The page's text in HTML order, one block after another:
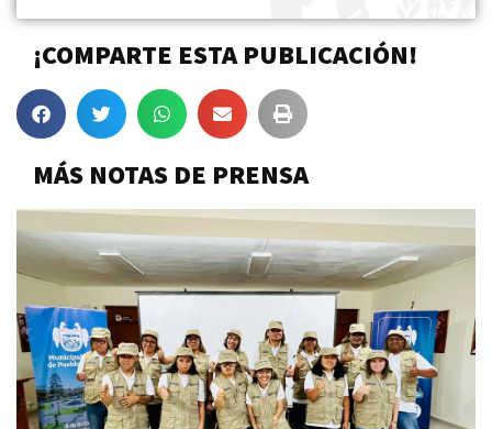
¡COMPARTE ESTA PUBLICACIÓN!
MÁS NOTAS DE PRENSA